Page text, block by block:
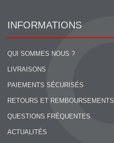
INFORMATIONS
QUI SOMMES NOUS ?
LIVRAISONS
PAIEMENTS SÉCURISÉS
RETOURS ET REMBOURSEMENTS
QUESTIONS FRÉQUENTES
ACTUALITÉS